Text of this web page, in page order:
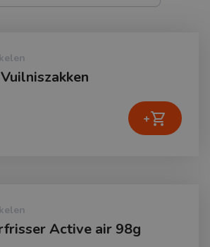
+shopping_cart
Active air 98g